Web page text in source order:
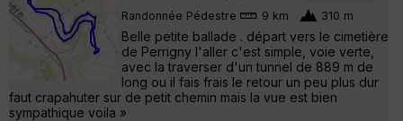
Randonnée Pédestre 9 km 310 m
Belle petite ballade . départ vers le cimetière
de Perrigny l'aller c'est simple, voie verte,
avec la traverser d'un tunnel de 889 m de
long ou il fais frais le retour un peu plus dur
faut crapahuter sur de petit chemin mais la vue est bien
sympathique voila »